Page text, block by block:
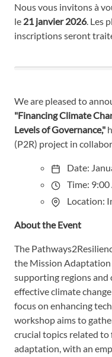
Nous vous invitons à
le 21 janvier 2026. Les
inscriptions seront
We are pleased to
"Financing Climate
Levels of Governance,"
(P2R) project in
Date:
Time:
Location:
About the Event
The
the Mission Adaptation
supporting regions
effective climate
focus on enhancing
workshop aims to
crucial topics related to
adaptation, with an